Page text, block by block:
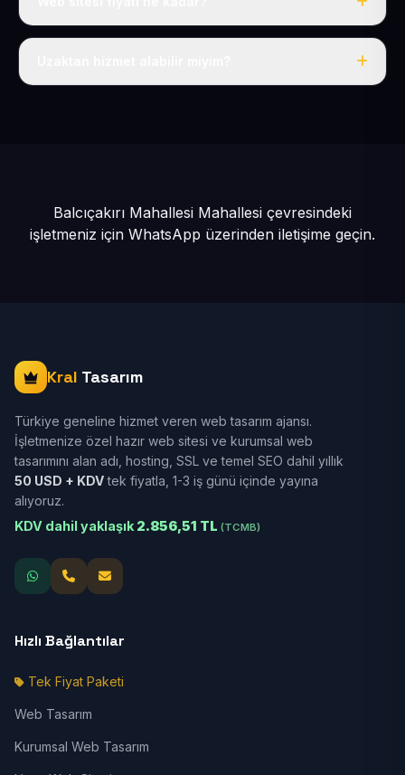
Tek fiyat: yılda 50 USD + KDV, her şey dahil.
Balcıçakırı Mahallesi Mahallesi çevresindeki
işletmeniz için WhatsApp üzerinden iletişime geçin.
Kral Tasarım
Türkiye geneline hizmet veren web tasarım ajansı.
İşletmenize özel hazır web sitesi ve kurumsal web
tasarımını alan adı, hosting, SSL ve temel SEO dahil yıllık
50 USD + KDVtek fiyatla, 1-3 iş günü içinde yayına
alıyoruz.
KDV dahil yaklaşık 2.856,51 TL (TCMB)
Hızlı Bağlantılar
Tek Fiyat Paketi
Web Tasarım
Kurumsal Web Tasarım